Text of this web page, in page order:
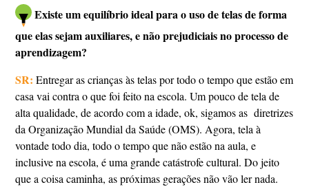
Existe um equilíbrio ideal para o uso de telas de forma
que elas sejam auxiliares, e não prejudiciais no processo de
aprendizagem?
SR: Entregar as crianças às telas por todo o tempo que estão em
casa vai contra o que foi feito na escola. Um pouco de tela de
alta qualidade, de acordo com a idade, ok, sigamos as diretrizes
da Organização Mundial da Saúde (OMS). Agora, tela à
vontade todo dia, todo o tempo que não estão na aula, e
inclusive na escola, é uma grande catástrofe cultural. Do jeito
que a coisa caminha, as próximas gerações não vão ler nada.